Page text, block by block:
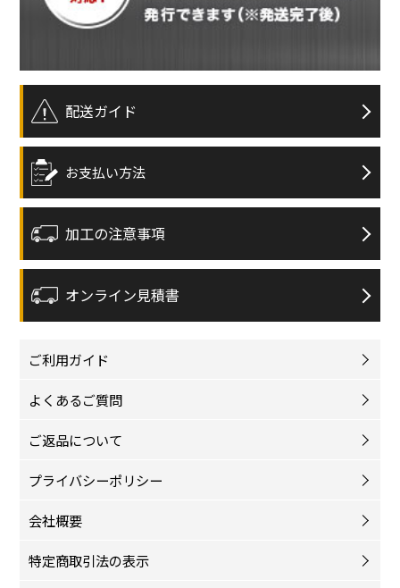
配送ガイド
お支払い方法
加工の注意事項
オンライン見積書
ご利用ガイド
よくあるご質問
ご返品について
プライバシーポリシー
会社概要
特定商取引法の表示